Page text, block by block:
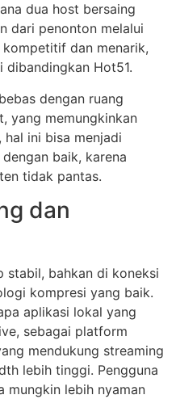
dua host bersaing
dari penonton melalui
dan menarik,
dibandingkan Hot51.
dengan ruang
yang memungkinkan
ini bisa menjadi
baik, karena
tidak pantas.
dan
stabil, bahkan di koneksi
kompresi yang baik.
aplikasi lokal yang
sebagai platform
mendukung streaming
lebih tinggi. Pengguna
mungkin lebih nyaman